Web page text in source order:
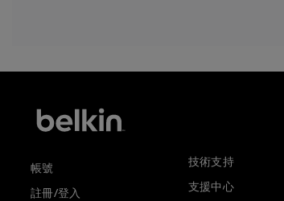
帳號
註冊/登入
技術支持
支援中心